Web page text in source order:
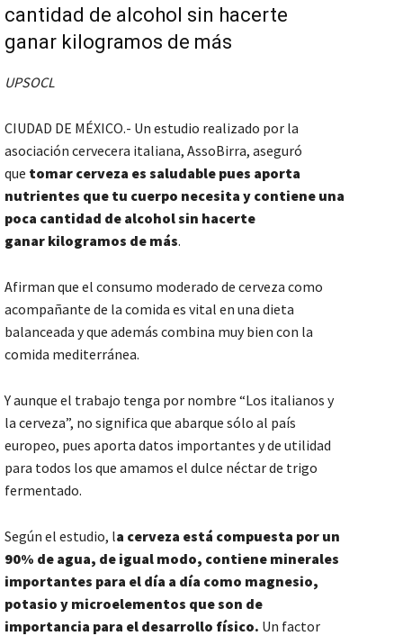
cantidad de alcohol sin hacerte
ganar kilogramos de más
UPSOCL
CIUDAD DE MÉXICO.- Un estudio realizado por la
asociación cervecera italiana, AssoBirra, aseguró
que tomar cerveza es saludable pues aporta
nutrientes que tu cuerpo necesita y contiene una
poca cantidad de alcohol sin hacerte
ganar kilogramos de más.
Afirman que el consumo moderado de cerveza como
acompañante de la comida es vital en una dieta
balanceada y que además combina muy bien con la
comida mediterránea.
Y aunque el trabajo tenga por nombre “Los italianos y
la cerveza”, no significa que abarque sólo al país
europeo, pues aporta datos importantes y de utilidad
para todos los que amamos el dulce néctar de trigo
fermentado.
Según el estudio, la cerveza está compuesta por un
90% de agua, de igual modo, contiene minerales
importantes para el día a día como magnesio,
potasio y microelementos que son de
importancia para el desarrollo físico. Un factor